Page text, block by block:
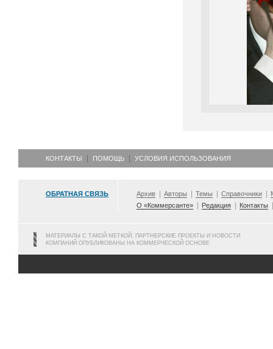
КОНТАКТЫ ПОМОЩЬ УСЛОВИЯ ИСПОЛЬЗОВАНИЯ
ОБРАТНАЯ СВЯЗЬ Архив Авторы Темы Справочники
О «Коммерсанте»
Редакция Контакты
МАТЕРИАЛЫ С ТАКОЙ МЕТКОЙ, ПАРТНЕРСКИЕ ПРОЕКТЫ И НОВОСТИ
КОМПАНИЙ ОПУБЛИКОВАНЫ НА КОММЕРЧЕСКОЙ ОСНОВЕ